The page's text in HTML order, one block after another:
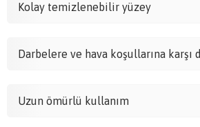
Kolay temizlenebilir yüzey
Darbelere ve hava koşullarına karşı
Uzun ömürlü kullanım